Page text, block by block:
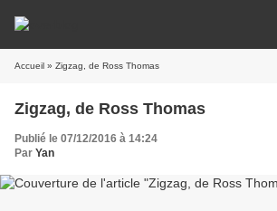
Accueil » Zigzag, de Ross Thomas
Zigzag, de Ross Thomas
Publié le 07/12/2016 à 14:24
Par Yan